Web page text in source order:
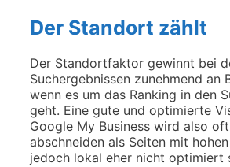
Der Standort zählt
Der Standortfaktor gewinnt bei
Suchergebnissen zunehmend an
wenn es um das Ranking in den
geht. Eine gute und optimierte
Google My Business wird also
abschneiden als Seiten mit
jedoch lokal eher nicht optimiert